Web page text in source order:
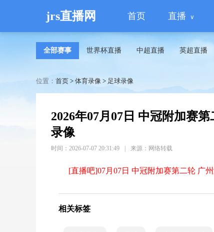
jrs直播网 首页 直播
全部赛事 世界杯直播 中超直播 英超直播
位置： 首页 > 体育录像 > 足球录像
2026年07月07日 中冠附加赛
录像
时间：2026-07-07 20:31:49 来源：网络转载
[直播吧]07月07日 中冠附加赛第二轮 广
相关标签